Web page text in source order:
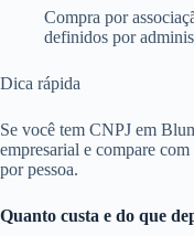
Compra por
definidos por
Dica rápida
Se você tem CNPJ em
empresarial e compare
por pessoa.
Quanto custa e do que